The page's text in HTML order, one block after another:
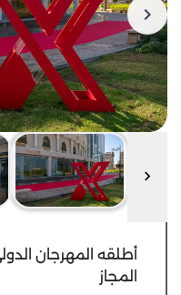
أطلقه المهرجان
المجاز